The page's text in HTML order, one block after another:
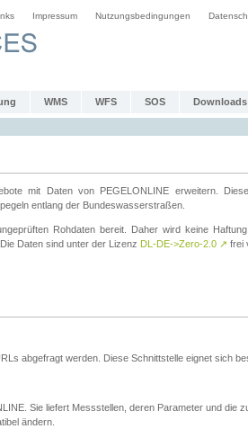
Impressum Nutzungsbedingungen
WMS WFS SOS Downloads
mit Daten von PEGELONLINE erweitern.
entlang der Bundeswasserstraßen.
Rohdaten bereit. Daher wird keine
Daten sind unter der Lizenz DL-DE->Zero-2.0 ↗ frei
abgefragt werden. Diese Schnittstelle eignet sich
Sie liefert Messstellen, deren Parameter und die
ändern.